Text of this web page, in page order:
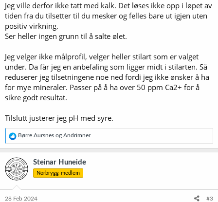
Jeg ville derfor ikke tatt med kalk. Det løses ikke opp i løpet av
tiden fra du tilsetter til du mesker og felles bare ut igjen uten
positiv virkning.
Ser heller ingen grunn til å salte ølet.
Jeg velger ikke målprofil, velger heller stilart som er valget
under. Da får jeg en anbefaling som ligger midt i stilarten. Så
reduserer jeg tilsetningene noe ned fordi jeg ikke ønsker å ha
for mye mineraler. Passer på å ha over 50 ppm Ca2+ for å
sikre godt resultat.
Tilslutt justerer jeg pH med syre.
R
e
a
k
s
j
o
e
Børre Aursnes og Andrimner
Steinar Huneide
Norbrygg-medlem
28 Feb 2024 #3